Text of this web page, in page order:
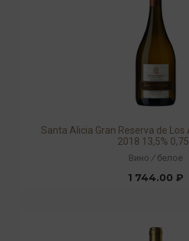
Santa Alicia Gran Reserva de
2018 13,5%
Вино / белое
1 744.00 ₽